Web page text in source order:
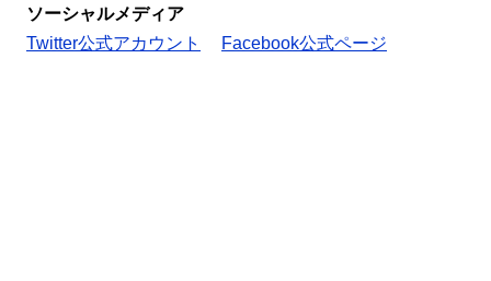
ソーシャルメディア
Twitter公式アカウント
Facebook公式ページ